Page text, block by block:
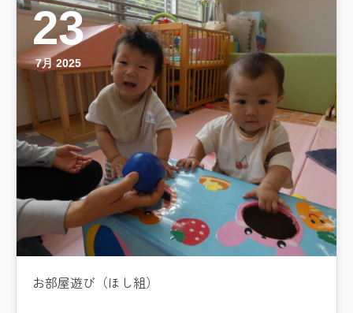
23
7月 2025
お部屋遊び（ほし組）
学校法⼈諏訪森学園 諏訪森幼稚
園
⼤阪府私⽴幼稚園連盟
社会福祉法人野田福祉会